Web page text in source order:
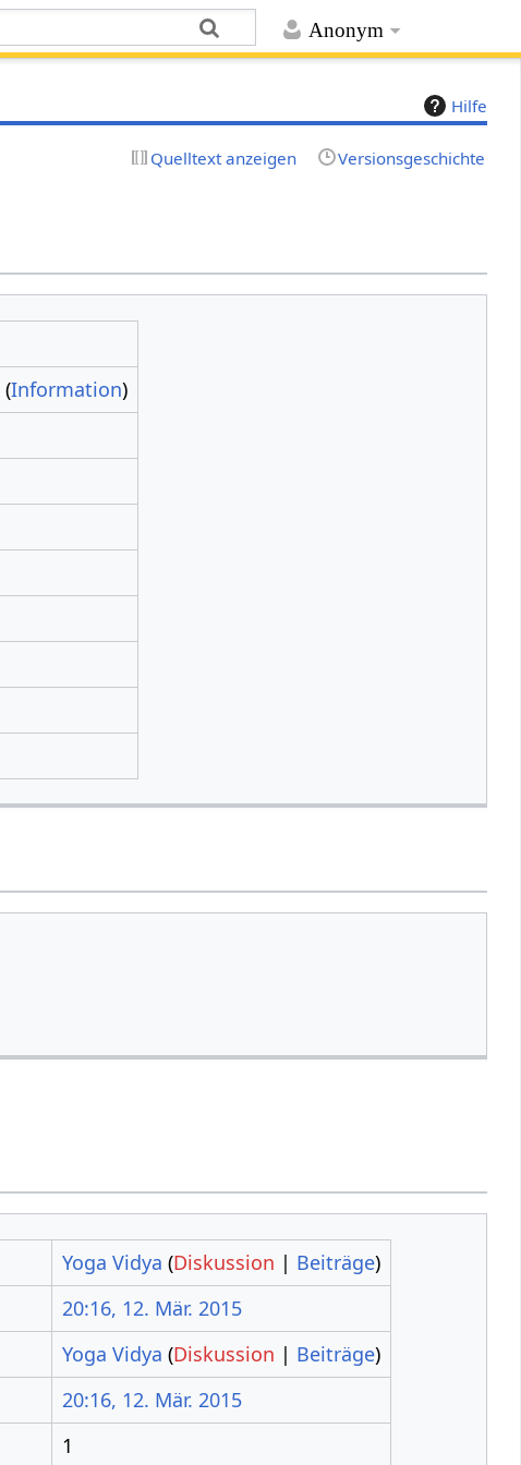
Anonym
Hilfe
Quelltext anzeigen Versionsgeschichte
(Information)
Yoga Vidya (Diskussion | Beiträge)
20:16, 12. Mär. 2015
Yoga Vidya (Diskussion | Beiträge)
20:16, 12. Mär. 2015
1